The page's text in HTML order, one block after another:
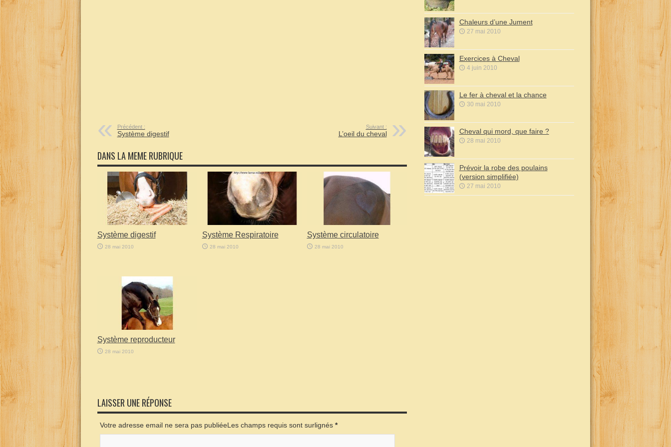
Précédent :
Système digestif
Suivant :
L’oeil du cheval
DANS LA MEME RUBRIQUE
Système digestif
28 mai 2010
Système Respiratoire
28 mai 2010
Système circulatoire
28 mai 2010
Système reproducteur
28 mai 2010
LAISSER UNE RÉPONSE
Votre adresse email ne sera pas publiéeLes champs requis sont surlignés *
Chaleurs d’une Jument
27 mai 2010
Exercices à Cheval
4 juin 2010
Le fer à cheval et la chance
30 mai 2010
Cheval qui mord, que faire ?
28 mai 2010
Prévoir la robe des poulains
(version simplifiée)
27 mai 2010